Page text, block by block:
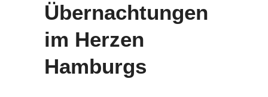
Übernachtungen
im Herzen
Hamburgs